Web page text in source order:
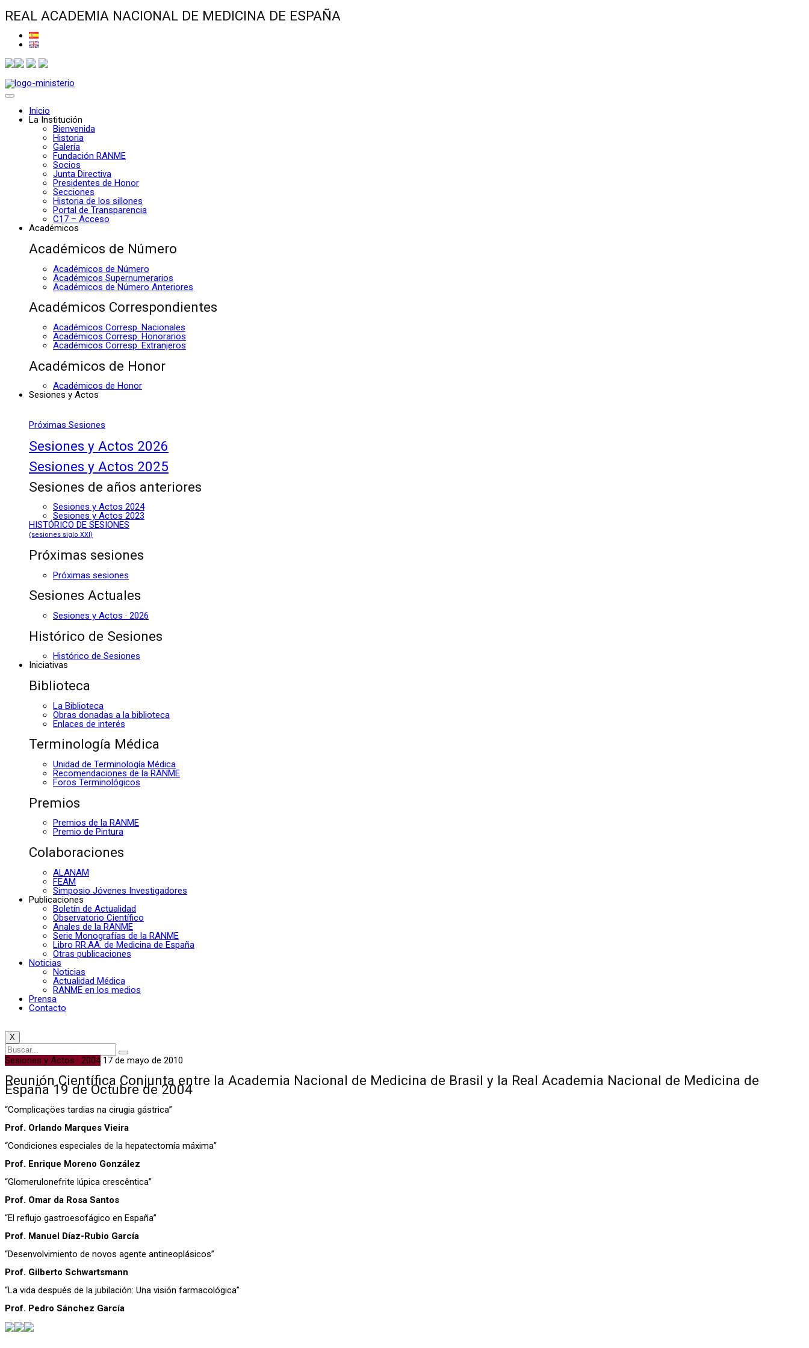
REAL ACADEMIA NACIONAL DE MEDICINA DE ESPAÑA
Inicio
La Institución
Bienvenida
Historia
Galería
Fundación RANME
Socios
Junta Directiva
Presidentes de Honor
Secciones
Historia de los sillones
Portal de Transparencia
C17 – Acceso
Académicos
Académicos de Número
Académicos de Número
Académicos Supernumerarios
Académicos de Número Anteriores
Académicos Correspondientes
Académicos Corresp. Nacionales
Académicos Corresp. Honorarios
Académicos Corresp. Extranjeros
Académicos de Honor
Académicos de Honor
Sesiones y Actos
Próximas Sesiones
Sesiones y Actos 2026
Sesiones y Actos 2025
Sesiones de años anteriores
Sesiones y Actos 2024
Sesiones y Actos 2023
HISTÓRICO DE SESIONES
(sesiones siglo XXI)
Próximas sesiones
Próximas sesiones
Sesiones Actuales
Sesiones y Actos · 2026
Histórico de Sesiones
Histórico de Sesiones
Iniciativas
Biblioteca
La Biblioteca
Obras donadas a la biblioteca
Enlaces de interés
Terminología Médica
Unidad de Terminología Médica
Recomendaciones de la RANME
Foros Terminológicos
Premios
Premios de la RANME
Premio de Pintura
Colaboraciones
ALANAM
FEAM
Simposio Jóvenes Investigadores
Publicaciones
Boletín de Actualidad
Observatorio Científico
Anales de la RANME
Serie Monografías de la RANME
Libro RR.AA. de Medicina de España
Otras publicaciones
Noticias
Noticias
Actualidad Médica
RANME en los medios
Prensa
Contacto
X
Sesiones y Actos · 2004 17 de mayo de 2010
Reunión Científica Conjunta entre la Academia Nacional de Medicina de Brasil y la Real Academia Nacional de Medicina de
España 19 de Octubre de 2004
“Complicaçöes tardias na cirugia gástrica”
Prof. Orlando Marques Vieira
“Condiciones especiales de la hepatectomía máxima”
Prof. Enrique Moreno González
“Glomerulonefrite lúpica crescêntica”
Prof. Omar da Rosa Santos
“El reflujo gastroesofágico en España”
Prof. Manuel Díaz-Rubio García
“Desenvolvimiento de novos agente antineoplásicos”
Prof. Gilberto Schwartsmann
“La vida después de la jubilación: Una visión farmacológica”
Prof. Pedro Sánchez García